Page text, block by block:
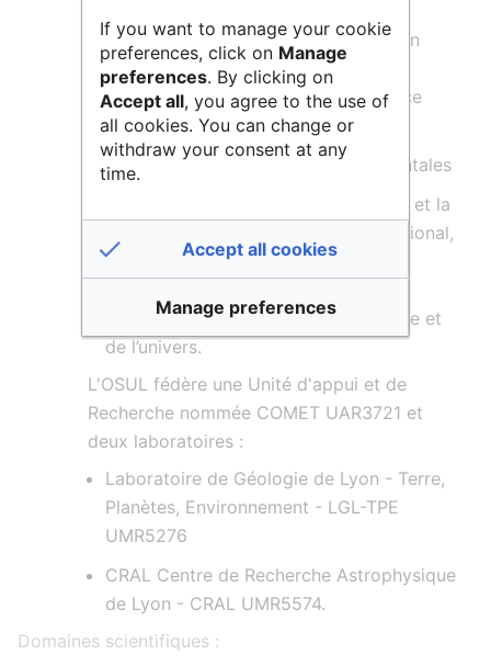
sciences de la Terre et de l’univers, en
particulier auprès des personnels
enseignants et des usagers du service
public de l’enseignement
Le soutien aux réalisations instrumentales
La collecte, l’archivage, le traitement et la
diffusion, au plan national et international,
des données d’observatoires et des
internationaux en sciences de la Terre et
de l’univers.
L'OSUL fédère une Unité d'appui et de
Recherche nommée COMET UAR3721 et
deux laboratoires :
Laboratoire de Géologie de Lyon - Terre,
Planètes, Environnement - LGL-TPE
UMR5276
CRAL Centre de Recherche Astrophysique
de Lyon - CRAL UMR5574.
Domaines scientifiques :
If you want to manage your cookie
preferences, click on Manage
preferences. By clicking on
Accept all, you agree to the use of
all cookies. You can change or
withdraw your consent at any
time.
Accept all cookies
Manage preferences